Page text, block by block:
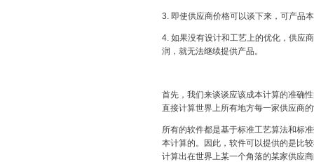
3. 即使供应商价格可以谈下来，可产品
4. 如果没有设计和工艺上的优化，供应
润，就无法继续提供产品。
首先，我们来谈谈应该成本计算的准确
直接计算世界上所有地方每一家供应商
所有的软件都是基于标准工艺算法和标
本计算的。因此，软件可以提供的是比
计算出在世界上某一个角落的某家供应